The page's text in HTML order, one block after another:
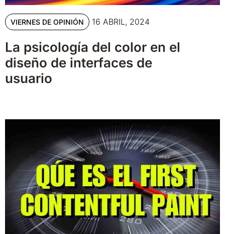
VIERNES DE OPINIÓN 16 ABRIL, 2024
La psicología del color en el
diseño de interfaces de
usuario